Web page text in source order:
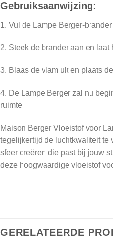
Gebruiksaanwijzing:
1. Vul de Lampe Berger-
2. Steek de brander aan en
3. Blaas de vlam uit en plaats
4. De Lampe Berger zal nu
ruimte.
Maison Berger Vloeistof voor
tegelijkertijd de luchtkwaliteit te
sfeer creëren die past bij jouw
deze hoogwaardige vloeistof
GERELATEERDE